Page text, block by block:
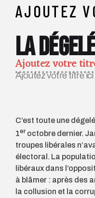
AJOUTEZ
La
Ajoutez votre
Ajoutez votre titre ici
C’est toute une
1er octobre dernier.
troupes libérales
électoral. La
libéraux dans
à blâmer : après des
la collusion et la